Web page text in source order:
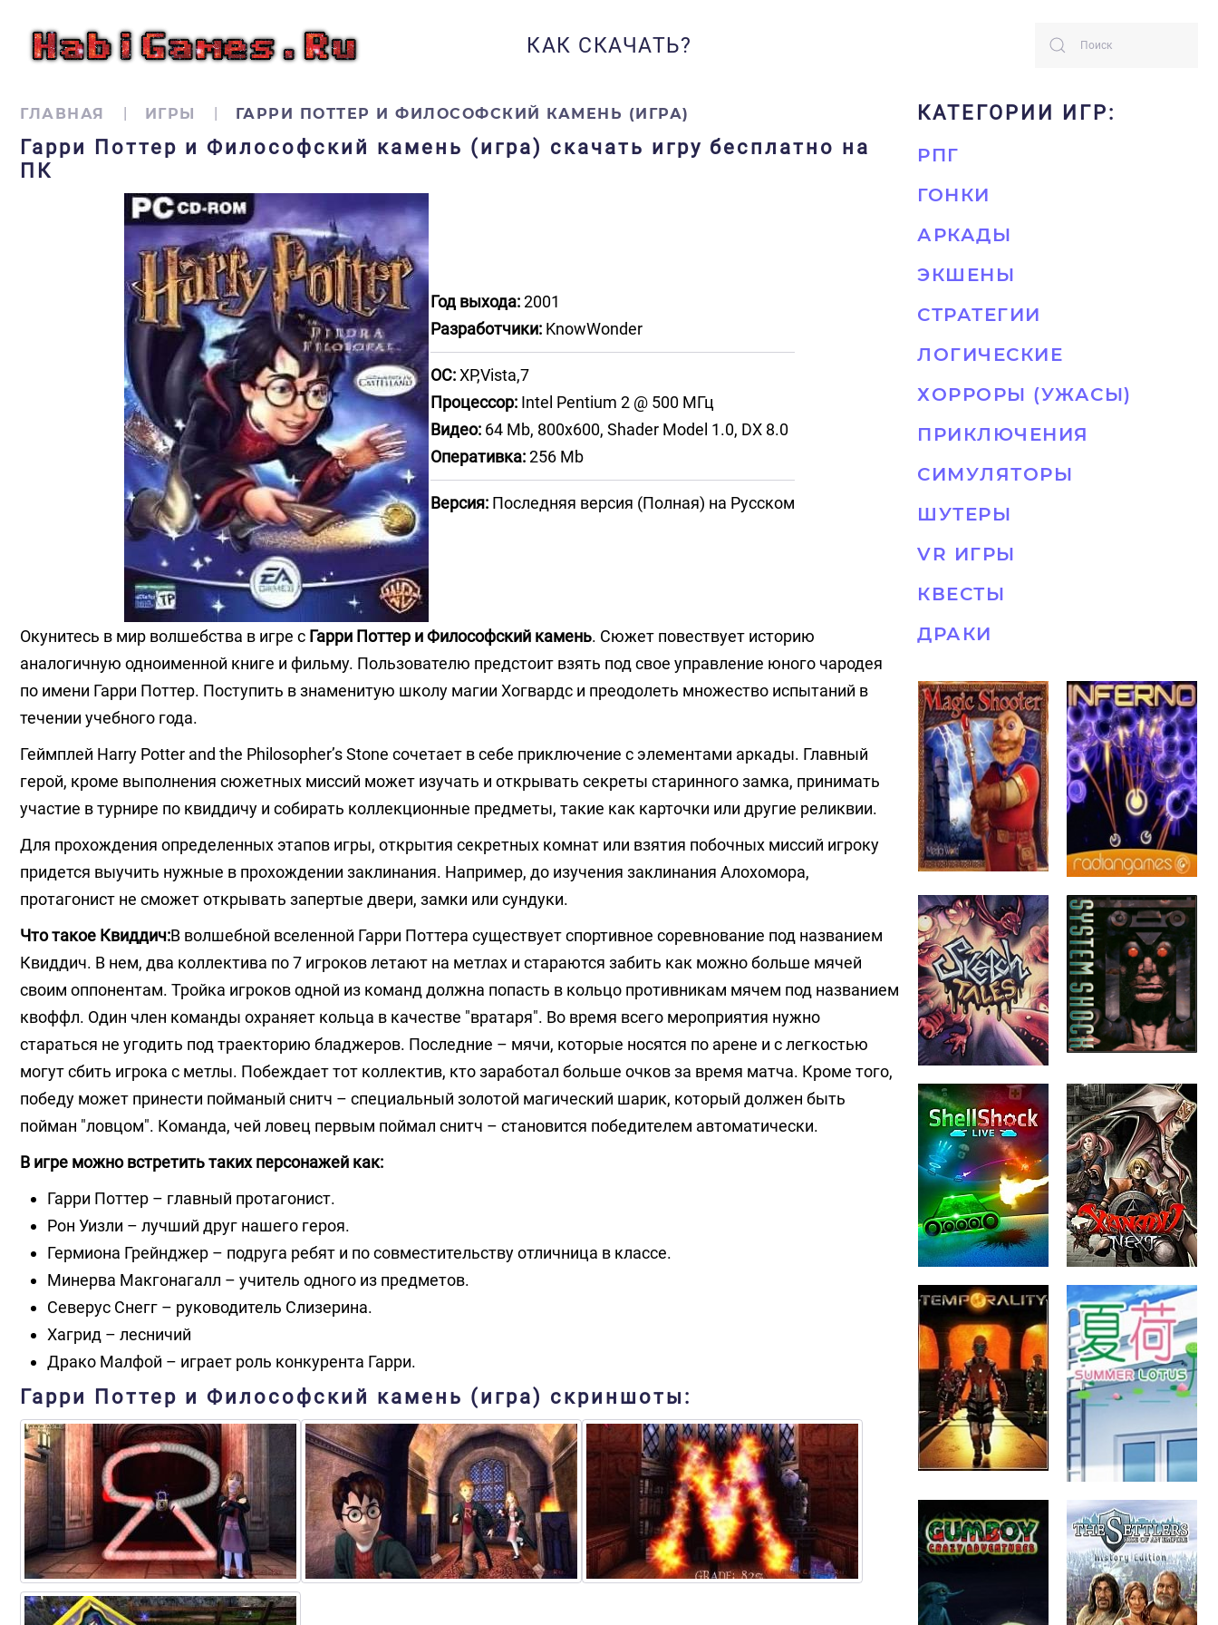
КАК СКАЧАТЬ?
ГЛАВНАЯ ИГРЫ ГАРРИ ПОТТЕР И ФИЛОСОФСКИЙ КАМЕНЬ (ИГРА)
Гарри Поттер и Философский камень (игра) скачать игру бесплатно на
ПК
Год выхода:2001
Разработчики: KnowWonder
ОС:XP,Vista,7
Процессор: Intel Pentium 2 @ 500 МГц
Видео: 64 Mb, 800х600, Shader Model 1.0, DX 8.0
Оперативка:256 Mb
Версия: Последняя версия (Полная) на Русском
Окунитесь в мир волшебства в игре с Гарри Поттер и Философский камень. Сюжет повествует историю
аналогичную одноименной книге и фильму. Пользователю предстоит взять под свое управление юного чародея
по имени Гарри Поттер. Поступить в знаменитую школу магии Хогвардс и преодолеть множество испытаний в
течении учебного года.
Геймплей Harry Potter and the Philosopher’s Stone сочетает в себе приключение с элементами аркады. Главный
герой, кроме выполнения сюжетных миссий может изучать и открывать секреты старинного замка, принимать
участие в турнире по квиддичу и собирать коллекционные предметы, такие как карточки или другие реликвии.
Для прохождения определенных этапов игры, открытия секретных комнат или взятия побочных миссий игроку
придется выучить нужные в прохождении заклинания. Например, до изучения заклинания Алохомора,
протагонист не сможет открывать запертые двери, замки или сундуки.
Что такое Квиддич:В волшебной вселенной Гарри Поттера существует спортивное соревнование под названием
Квиддич. В нем, два коллектива по 7 игроков летают на метлах и стараются забить как можно больше мячей
своим оппонентам. Тройка игроков одной из команд должна попасть в кольцо противникам мячем под названием
квоффл. Один член команды охраняет кольца в качестве "вратаря". Во время всего мероприятия нужно
стараться не угодить под траекторию бладжеров. Последние – мячи, которые носятся по арене и с легкостью
могут сбить игрока с метлы. Побеждает тот коллектив, кто заработал больше очков за время матча. Кроме того,
победу может принести пойманый снитч – специальный золотой магический шарик, который должен быть
пойман "ловцом". Команда, чей ловец первым поймал снитч – становится победителем автоматически.
В игре можно встретить таких персонажей как:
Гарри Поттер – главный протагонист.
Рон Уизли – лучший друг нашего героя.
Гермиона Грейнджер – подруга ребят и по совместительству отличница в классе.
Минерва Макгонагалл – учитель одного из предметов.
Северус Снегг – руководитель Слизерина.
Хагрид – лесничий
Драко Малфой – играет роль конкурента Гарри.
Гарри Поттер и Философский камень (игра) скриншоты:
КАТЕГОРИИ ИГР:
РПГ
ГОНКИ
АРКАДЫ
ЭКШЕНЫ
СТРАТЕГИИ
ЛОГИЧЕСКИЕ
ХОРРОРЫ (УЖАСЫ)
ПРИКЛЮЧЕНИЯ
СИМУЛЯТОРЫ
ШУТЕРЫ
VR ИГРЫ
КВЕСТЫ
ДРАКИ